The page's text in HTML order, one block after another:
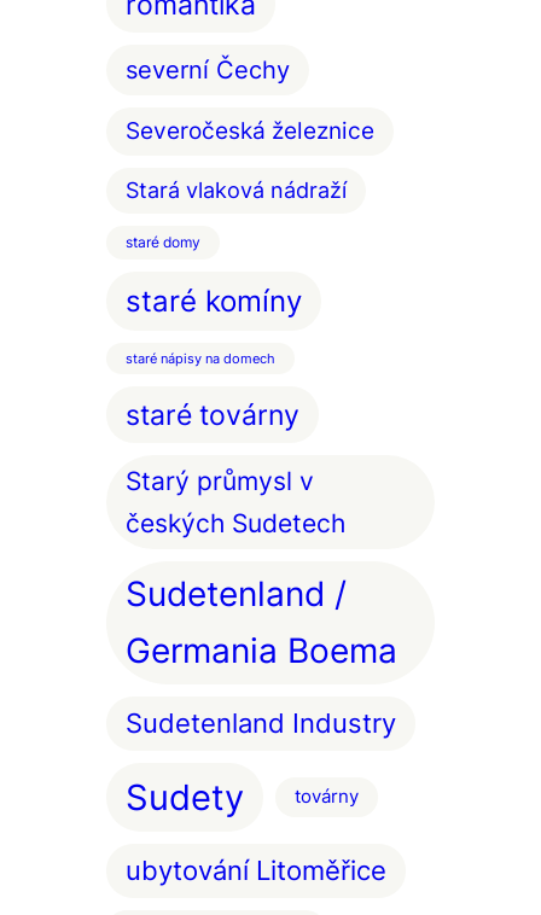
severní Čechy
Severočeská železnice
Stará vlaková nádraží
staré domy
staré komíny
staré nápisy na domech
staré továrny
Starý průmysl v
českých Sudetech
Sudetenland /
Germania Boema
Sudetenland Industry
Sudety továrny
ubytování Litoměřice